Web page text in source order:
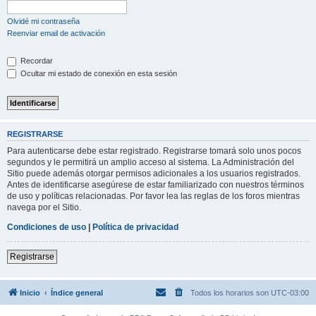
Olvidé mi contraseña
Reenviar email de activación
Recordar
Ocultar mi estado de conexión en esta sesión
REGISTRARSE
Para autenticarse debe estar registrado. Registrarse tomará solo unos pocos
segundos y le permitirá un amplio acceso al sistema. La Administración del
Sitio puede además otorgar permisos adicionales a los usuarios registrados.
Antes de identificarse asegúrese de estar familiarizado con nuestros términos
de uso y políticas relacionadas. Por favor lea las reglas de los foros mientras
navega por el Sitio.
Condiciones de uso | Política de privacidad
Registrarse
Inicio Índice general Todos los horarios son UTC-03:00